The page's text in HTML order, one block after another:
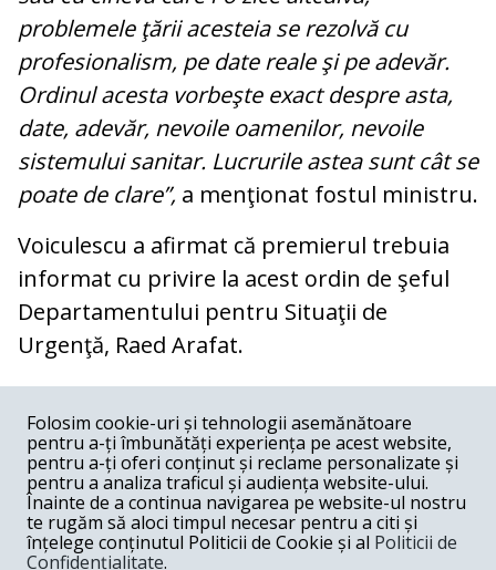
problemele ţării acesteia se rezolvă cu
profesionalism, pe date reale şi pe adevăr.
Ordinul acesta vorbeşte exact despre asta,
date, adevăr, nevoile oamenilor, nevoile
sistemului sanitar. Lucrurile astea sunt cât se
poate de clare”, a menţionat fostul ministru.
Voiculescu a afirmat că premierul trebuia
informat cu privire la acest ordin de şeful
Departamentului pentru Situaţii de
Urgenţă, Raed Arafat.
COMENTARII
Nume
Email
Folosim cookie-uri și tehnologii asemănătoare
pentru a-ți îmbunătăți experiența pe acest website,
pentru a-ți oferi conținut și reclame personalizate și
pentru a analiza traficul și audiența website-ului.
Înainte de a continua navigarea pe website-ul nostru
te rugăm să aloci timpul necesar pentru a citi și
înțelege conținutul Politicii de Cookie și al Politicii de
Confidențialitate.